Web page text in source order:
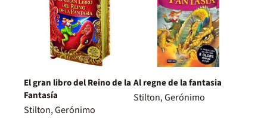
El gran libro del Reino de la
Fantasía
Stilton, Gerónimo
Al regne de la fantasia
Stilton, Gerónimo